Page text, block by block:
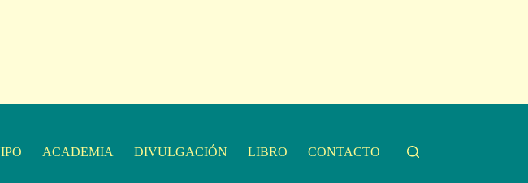
ACADEMIA DIVULGACIÓN LIBRO CONTACTO